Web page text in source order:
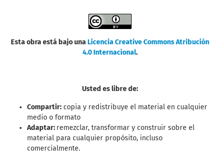
Esta obra está bajo una Licencia Creative Commons Atribución
4.0 Internacional.
Usted es libre de:
Compartir: copia y redistribuye el material en cualquier
medio o formato
Adaptar: remezclar, transformar y construir sobre el
material para cualquier propósito, incluso
comercialmente.